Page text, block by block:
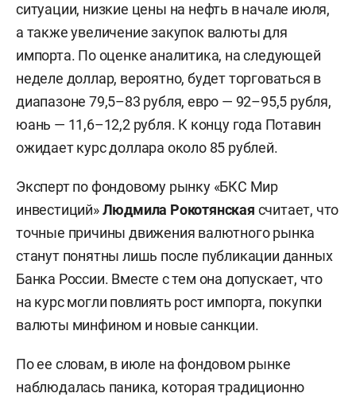
ситуации, низкие цены на нефть в начале июля,
а также увеличение закупок валюты для
импорта. По оценке аналитика, на следующей
неделе доллар, вероятно, будет торговаться в
диапазоне 79,5–83 рубля, евро — 92–95,5 рубля,
юань — 11,6–12,2 рубля. К концу года Потавин
ожидает курс доллара около 85 рублей.
Эксперт по фондовому рынку «БКС Мир
инвестиций»Людмила Рокотянская считает, что
точные причины движения валютного рынка
станут понятны лишь после публикации данных
Банка России. Вместе с тем она допускает, что
на курс могли повлиять рост импорта, покупки
валюты минфином и новые санкции.
По ее словам, в июле на фондовом рынке
наблюдалась паника, которая традиционно